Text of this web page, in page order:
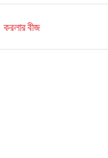
করলার বীজ